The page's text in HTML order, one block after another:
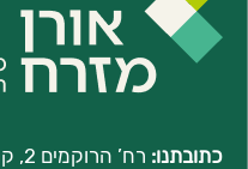
כתובתנו: רח’ הרוקמים 2, קמפוס אמות, חולון